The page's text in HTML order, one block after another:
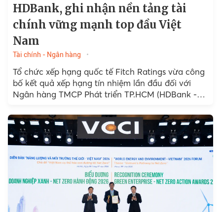
HDBank, ghi nhận nền tảng tài
chính vững mạnh top đầu Việt
Nam
Tài chính - Ngân hàng
Tổ chức xếp hạng quốc tế Fitch Ratings vừa công
bố kết quả xếp hạng tín nhiệm lần đầu đối với
Ngân hàng TMCP Phát triển TP.HCM (HDBank -